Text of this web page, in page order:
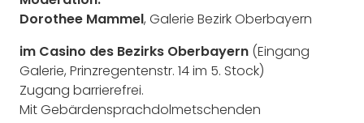
Dorothee Mammel, Galerie Bezirk Oberbayern
im Casino des Bezirks Oberbayern (Eingang
Galerie, Prinzregentenstr. 14 im 5. Stock)
Zugang barrierefrei.
Mit Gebärdensprachdolmetschenden